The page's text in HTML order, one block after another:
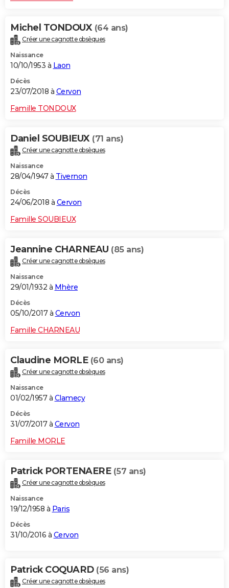
Michel TONDOUX (64 ans)
Créer une cagnotte obsèques
Naissance
10/10/1953 à Laon
Décès
23/07/2018 à Cervon
Famille TONDOUX
Daniel SOUBIEUX (71 ans)
Créer une cagnotte obsèques
Naissance
28/04/1947 à Tivernon
Décès
24/06/2018 à Cervon
Famille SOUBIEUX
Jeannine CHARNEAU (85 ans)
Créer une cagnotte obsèques
Naissance
29/01/1932 à Mhère
Décès
05/10/2017 à Cervon
Famille CHARNEAU
Claudine MORLE (60 ans)
Créer une cagnotte obsèques
Naissance
01/02/1957 à Clamecy
Décès
31/07/2017 à Cervon
Famille MORLE
Patrick PORTENAERE (57 ans)
Créer une cagnotte obsèques
Naissance
19/12/1958 à Paris
Décès
31/10/2016 à Cervon
Patrick COQUARD (56 ans)
Créer une cagnotte obsèques